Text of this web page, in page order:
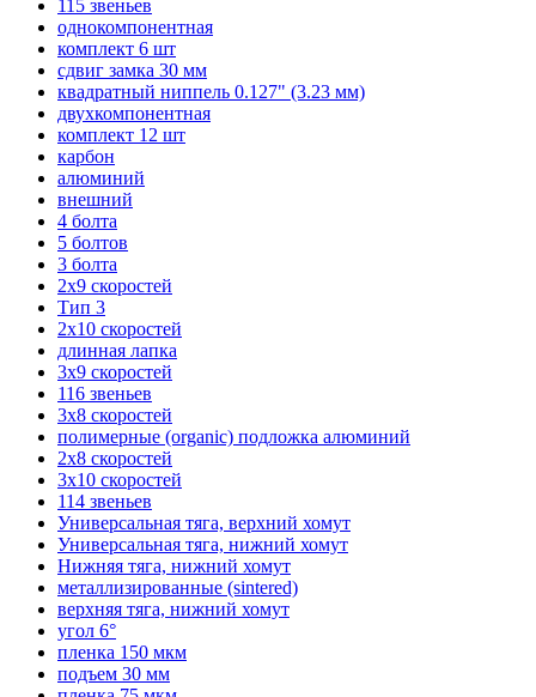
115 звеньев
однокомпонентная
комплект 6 шт
сдвиг замка 30 мм
квадратный ниппель 0.127" (3.23 мм)
двухкомпонентная
комплект 12 шт
карбон
алюминий
внешний
4 болта
5 болтов
3 болта
2х9 скоростей
Тип 3
2х10 скоростей
длинная лапка
3х9 скоростей
116 звеньев
3х8 скоростей
полимерные (organic) подложка алюминий
2х8 скоростей
3х10 скоростей
114 звеньев
Универсальная тяга, верхний хомут
Универсальная тяга, нижний хомут
Нижняя тяга, нижний хомут
металлизированные (sintered)
верхняя тяга, нижний хомут
угол 6°
пленка 150 мкм
подъем 30 мм